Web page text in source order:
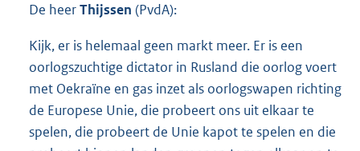
De heerThijssen (PvdA):
Kijk, er is helemaal geen markt meer. Er is een
oorlogszuchtige dictator in Rusland die oorlog voert
met Oekraïne en gas inzet als oorlogswapen richting
de Europese Unie, die probeert ons uit elkaar te
spelen, die probeert de Unie kapot te spelen en die